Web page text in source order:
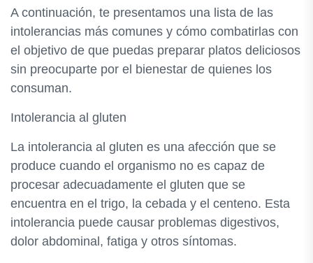
A continuación, te presentamos una lista de las
intolerancias más comunes y cómo combatirlas con
el objetivo de que puedas preparar platos deliciosos
sin preocuparte por el bienestar de quienes los
consuman.
Intolerancia al gluten
La intolerancia al gluten es una afección que se
produce cuando el organismo no es capaz de
procesar adecuadamente el gluten que se
encuentra en el trigo, la cebada y el centeno. Esta
intolerancia puede causar problemas digestivos,
dolor abdominal, fatiga y otros síntomas.